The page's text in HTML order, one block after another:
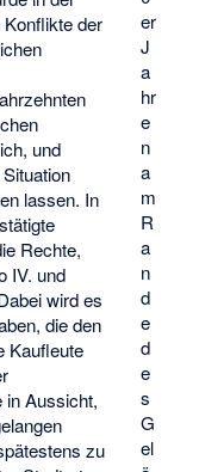
er
J
a
hr
e
n
a
m
R
a
n
d
e
d
e
s
G
el
der
und
lassen. In
Rechte,
IV. und
wird es
die den
Kaufleute
in Aussicht,
zu